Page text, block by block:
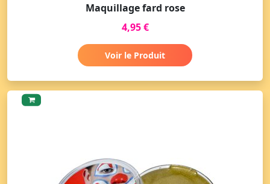
Maquillage fard rose
4,95 €
Voir le Produit